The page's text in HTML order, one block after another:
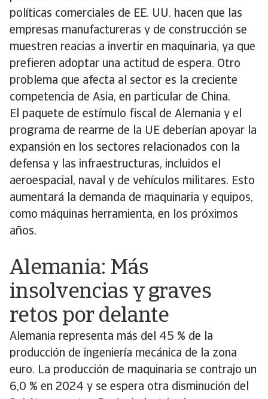
políticas comerciales de EE. UU. hacen que las
empresas manufactureras y de construcción se
muestren reacias a invertir en maquinaria, ya que
prefieren adoptar una actitud de espera. Otro
problema que afecta al sector es la creciente
competencia de Asia, en particular de China.
El paquete de estímulo fiscal de Alemania y el
programa de rearme de la UE deberían apoyar la
expansión en los sectores relacionados con la
defensa y las infraestructuras, incluidos el
aeroespacial, naval y de vehículos militares. Esto
aumentará la demanda de maquinaria y equipos,
como máquinas herramienta, en los próximos
años.
Alemania: Más
insolvencias y graves
retos por delante
Alemania representa más del 45 % de la
producción de ingeniería mecánica de la zona
euro. La producción de maquinaria se contrajo un
6,0 % en 2024 y se espera otra disminución del